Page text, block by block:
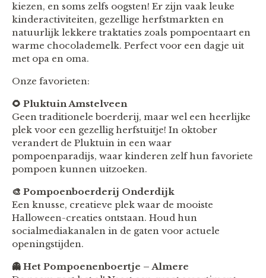
kiezen, en soms zelfs oogsten! Er zijn vaak leuke
kinderactiviteiten, gezellige herfstmarkten en
natuurlijk lekkere traktaties zoals pompoentaart en
warme chocolademelk. Perfect voor een dagje uit
met opa en oma.
Onze favorieten:
🌻 Pluktuin Amstelveen
Geen traditionele boerderij, maar wel een heerlijke
plek voor een gezellig herfstuitje! In oktober
verandert de Pluktuin in een waar
pompoenparadijs, waar kinderen zelf hun favoriete
pompoen kunnen uitzoeken.
🎨 Pompoenboerderij Onderdijk
Een knusse, creatieve plek waar de mooiste
Halloween-creaties ontstaan. Houd hun
socialmediakanalen in de gaten voor actuele
openingstijden.
👻 Het Pompoenenboertje – Almere